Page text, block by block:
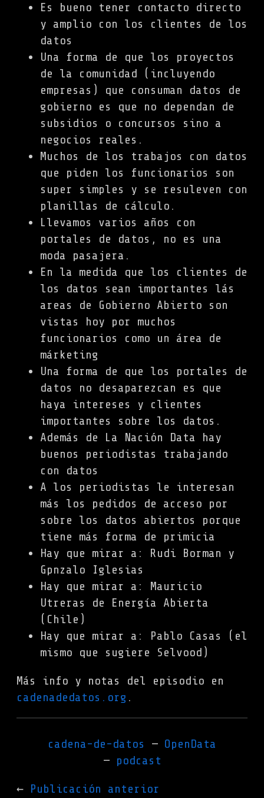
Es bueno tener contacto directo
y amplio con los clientes de los
datos
Una forma de que los proyectos
de la comunidad (incluyendo
empresas) que consuman datos de
gobierno es que no dependan de
subsidios o concursos sino a
negocios reales.
Muchos de los trabajos con datos
que piden los funcionarios son
super simples y se resuleven con
planillas de cálculo.
Llevamos varios años con
portales de datos, no es una
moda pasajera.
En la medida que los clientes de
los datos sean importantes lás
areas de Gobierno Abierto son
vistas hoy por muchos
funcionarios como un área de
márketing
Una forma de que los portales de
datos no desaparezcan es que
haya intereses y clientes
importantes sobre los datos.
Además de La Nación Data hay
buenos periodistas trabajando
con datos
A los periodistas le interesan
más los pedidos de acceso por
sobre los datos abiertos porque
tiene más forma de primicia
Hay que mirar a: Rudi Borman y
Gpnzalo Iglesias
Hay que mirar a: Mauricio
Utreras de Energía Abierta
(Chile)
Hay que mirar a: Pablo Casas (el
mismo que sugiere Selvood)
Más info y notas del episodio en
cadenadedatos.org .
cadena-de-datos
OpenData
podcast
Publicación anterior